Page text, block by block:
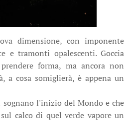
dimensione, con imponente
e tramonti opalescenti. Goccia
forma, ma ancora non
a cosa somiglierà, è appena un
sognano l'inizio del Mondo e che
calco di quel verde vapore un